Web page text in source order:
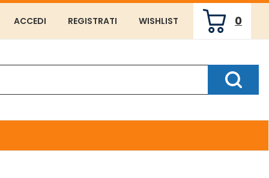
ACCEDI REGISTRATI WISHLIST 0
ARTICOLI
INSERITI
Cerca